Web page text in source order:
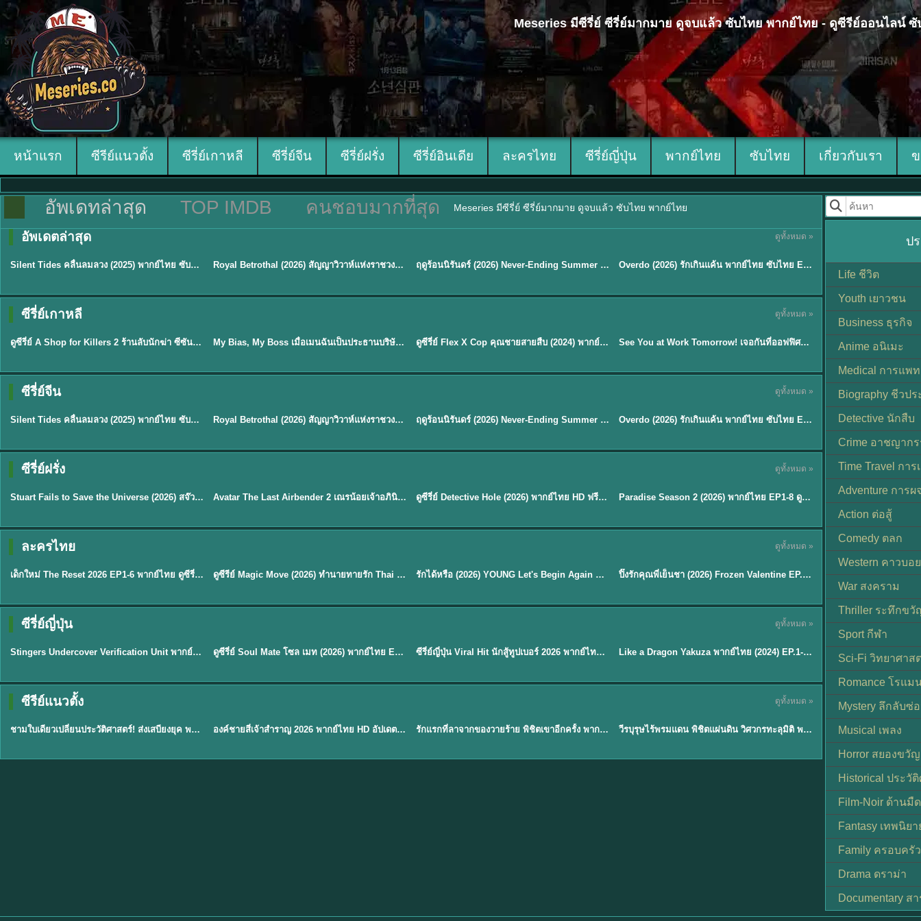
Meseries มีซีรี่ย์ ซีรี่ย์มากมาย ดูจบแล้ว ซับไทย พากย์ไทย - ดูซีรีย์ออนไลน์
หน้าแรก ซีรีย์แนวตั้ง ซีรี่ย์เกาหลี ซีรี่ย์จีน ซีรี่ย์ฝรั่ง ซีรี่ย์อินเดีย ละครไทย ซีรี่ย์ญี่ปุ่น พากย์ไทย ซับไทย เกี่ยวกับเรา
อัพเดทล่าสุด TOP IMDB คนชอบมากที่สุด Meseries มีซีรี่ย์ ซีรี่ย์มากมาย ดูจบแล้ว ซับไทย พากย์ไทย
อัพเดตล่าสุด ดูทั้งหมด »
★9.5
พากย์ไทย
Silent Tides คลื่นลมลวง (2025) พากย์ไทย ซับไทย EP.1-31 ★9 Royal Betrothal (2026) สัญญาวิวาห์แห่งราชวงศ์ พากย์ไทย ซับไทย EP1-32 ★8.8 ฤดูร้อนนิรันดร์ (2026) Never-Ending Summer พากย์ไทย EP.1-29 Overdo (2026) รักเกินแค้น พากย์ไทย ซับไทย EP1-33 (จบ)
ซีรี่ย์เกาหลี ดูทั้งหมด »
★8 EP.16
พากย์ไทย
ดูซีรี่ย์ A Shop for Killers 2 ร้านลับนักฆ่า ซีซัน 2 (2026) ซับไทย-พากย์ไทย My Bias, My Boss เมื่อเมนฉันเป็นประธานบริษัท (2026) พากย์ไทย ซับไทย EP.1-12 ★8 EP.16ดูซีรี่ย์ Flex X Cop คุณชายสายสืบ (2024) พากย์ไทย-ซับไทย EP.1-16 (จบ) ★9 EP.8See You at Work Tomorrow! เจอกันที่ออฟฟิศพรุ่งนี้นะ พากย์ไทย
ซีรี่ย์จีน ดูทั้งหมด »
★9.5
พากย์ไทย
Silent Tides คลื่นลมลวง (2025) พากย์ไทย ซับไทย EP.1-31 ★9 Royal Betrothal (2026) สัญญาวิวาห์แห่งราชวงศ์ พากย์ไทย ซับไทย EP1-32 ★8.8 ฤดูร้อนนิรันดร์ (2026) Never-Ending Summer พากย์ไทย EP.1-29 Overdo (2026) รักเกินแค้น พากย์ไทย ซับไทย EP1-33 (จบ)
ซีรี่ย์ฝรั่ง ดูทั้งหมด »
★8.8 EP.2
พากย์ไทย
Stuart Fails to Save the Universe (2026) สจ๊วตล่มแผนกู้จักรวาล พากย์ไทย EP1-10 ★7.8 EP.7Avatar The Last Airbender 2 เณรน้อยเจ้าอภินิหาร พากย์ไทย EP.9ดูซีรี่ย์ Detective Hole (2026) พากย์ไทย HD ฟรี อัปเดตล่าสุด Netflix EP.8Paradise Season 2 (2026) พากย์ไทย EP1-8 ดูซีรี่ย์ฝรั่ง HD ครบทุกตอน
ละครไทย ดูทั้งหมด »
★ 8 EP.6
พากย์ไทย
เด็กใหม่ The Reset 2026 EP1-6 พากย์ไทย ดูซีรี่ย์ Netflix ล่าสุด HD ดูซีรีย์ Magic Move (2026) ทำนายทายรัก Thai EP.1-10 HD รักได้หรือ (2026) YOUNG Let's Begin Again พากย์ไทย EP.1-19 ★8 ปิ๊งรักคุณพี่เย็นชา (2026) Frozen Valentine EP.1-10 (จบ)
ซีรี่ย์ญี่ปุ่น ดูทั้งหมด »
EP.11
พากย์ไทย
Stingers Undercover Verification Unit พากย์ไทย EP1-11 HD ฟรี ★8 EP.8ดูซีรี่ย์ Soul Mate โซล เมท (2026) พากย์ไทย EP.1-8 (จบ) ★7.9 EP.6ซีรี่ย์ญี่ปุ่น Viral Hit นักสู้ทูปเบอร์ 2026 พากย์ไทย EP.1-6 ★7 EP.6Like a Dragon Yakuza พากย์ไทย (2024) EP.1-6 (จบ)
ซีรีย์แนวตั้ง ดูทั้งหมด »
EP.1
พากย์ไทย
ชามใบเดียวเปลี่ยนประวัติศาสตร์! ส่งเสบียงยุค พากย์ไทย EP.1องค์ชายสี่เจ้าสำราญ 2026 พากย์ไทย HD อัปเดตล่าสุด ดูออนไลน์ EP.1รักแรกที่ลาจากของวายร้าย พิชิตเขาอีกครั้ง พากย์ไทย EP.1วีรบุรุษไร้พรมแดน พิชิตแผ่นดิน วิศวกรทะลุมิติ พลิกแผ่นดิน
ป
Life ชีวิต
Youth เยาวชน
Business ธุรกิจ
Anime อนิเมะ
Medical การแพ
Biography ชีวปร
Detective นักสืบ
Crime อาชญาก
Time Travel กา
Adventure การ
Action ต่อสู้
Comedy ตลก
Western คาวบอ
War สงคราม
Thriller ระทึกขวั
Sport กีฬา
Sci-Fi วิทยาศาส
Romance โรแม
Mystery ลึกลับซ่
Musical เพลง
Horror สยองขวัญ
Historical ประวั
Film-Noir ด้านมื
Fantasy เทพนิยา
Family ครอบครัว
Drama ดราม่า
Documentary ส